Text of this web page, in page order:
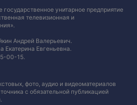
унитарное предприятие
телевизионная и
Андрей Валерьевич.
Екатерина Евгеньевна.
00-15.
фото, аудио и видеоматериалов
с обязательной публикацией
.